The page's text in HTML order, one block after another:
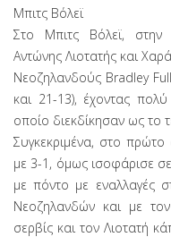
Μπιτς Βόλεϊ
Στο Μπιτς Βόλεϊ, στην
Αντώνης Λιοτατής και
Νεοζηλανδούς Bradley
και 21-13), έχοντας
οποίο διεκδίκησαν ως το
Συγκεκριμένα, στο
με 3-1, όμως ισοφάρισε
με πόντο με εναλλαγές
Νεοζηλανδών και με
σερβίς και τον Λιοτατή